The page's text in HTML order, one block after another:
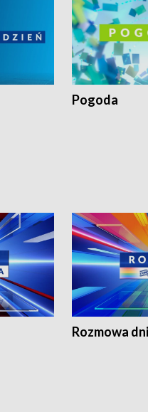
Pogoda
Rozmowa